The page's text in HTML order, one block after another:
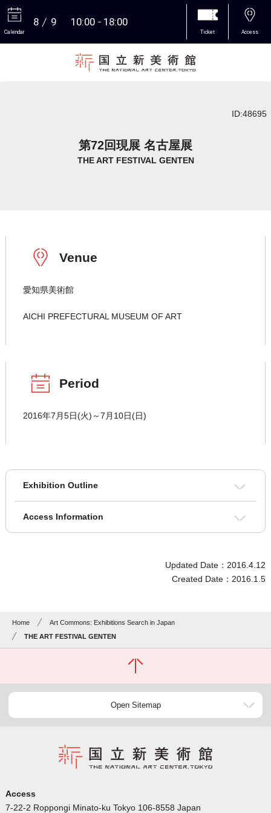
Calendar
8 9 10:00 18:00
Ticket Access
ID:48695
第72回現展 名古屋展
THE ART FESTIVAL GENTEN
Venue
愛知県美術館
AICHI PREFECTURAL MUSEUM OF ART
Period
2016年7月5日(火)～7月10日(日)
Exhibition Outline
Access Information
Updated Date：2016.4.12
Created Date：2016.1.5
Home
Art Commons: Exhibitions Search in Japan
THE ART FESTIVAL GENTEN
Open Sitemap
Access
7-22-2 Roppongi Minato-ku Tokyo 106-8558 Japan